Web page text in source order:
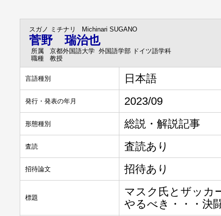
スガノ ミチナリ Michinari SUGANO
菅野 瑞治也
所属
京都外国語大学 外国語学部 ドイツ語学科
職種
教授
言語種別 日本語
発行・発表の年月 2023/09
形態種別 総説・解説記事
査読 査読あり
招待論文 招待あり
標題
マスク氏とザッカ
やるべき・・・決